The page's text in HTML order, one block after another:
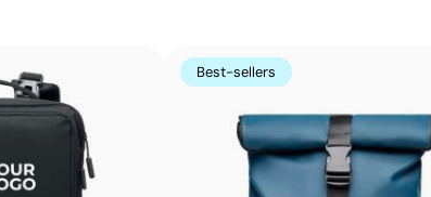
Possibilité d’impression avec couleurs Pantone®
exactes
Excellent rapport qualité-prix pour les grandes
séries
Idéale pour logos simples sans détails fins
Best-sellers